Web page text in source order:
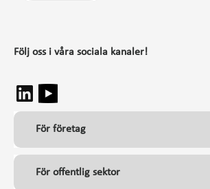
Följ oss i våra sociala kanaler!
För företag
För offentlig sektor